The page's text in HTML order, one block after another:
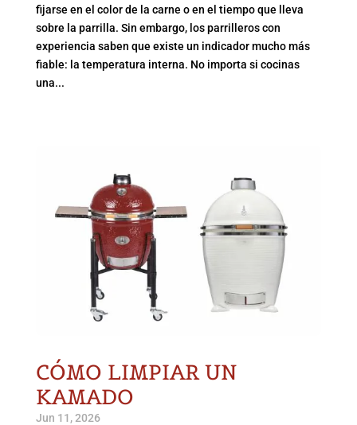
fijarse en el color de la carne o en el tiempo que lleva
sobre la parrilla. Sin embargo, los parrilleros con
experiencia saben que existe un indicador mucho más
fiable: la temperatura interna. No importa si cocinas
una...
CÓMO LIMPIAR UN
KAMADO
Jun 11, 2026